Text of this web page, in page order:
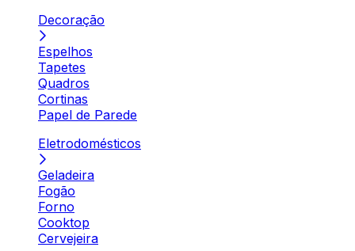
Decoração
Espelhos
Tapetes
Quadros
Cortinas
Papel de Parede
Eletrodomésticos
Geladeira
Fogão
Forno
Cooktop
Cervejeira